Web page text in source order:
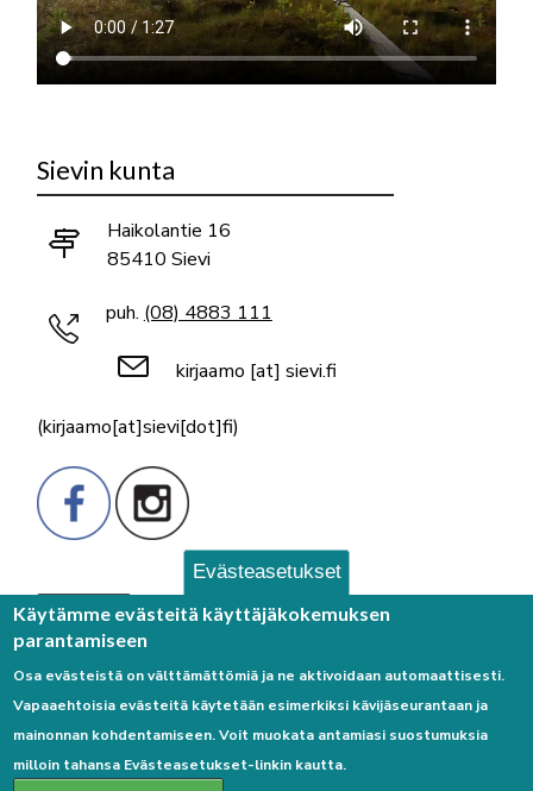
Sievin kunta
Haikolantie 16
85410 Sievi
puh. (08) 4883 111
kirjaamo [at] sievi.fi
(kirjaamo[at]sievi[dot]fi)
Palaute
Linkkejä
Evästeasetukset
Käytämme evästeitä käyttäjäkokemuksen
parantamiseen
Osa evästeistä on välttämättömiä ja ne aktivoidaan automaattisesti.
Vapaaehtoisia evästeitä käytetään esimerkiksi kävijäseurantaan ja
mainonnan kohdentamiseen. Voit muokata antamiasi suostumuksia
milloin tahansa Evästeasetukset-linkin kautta.